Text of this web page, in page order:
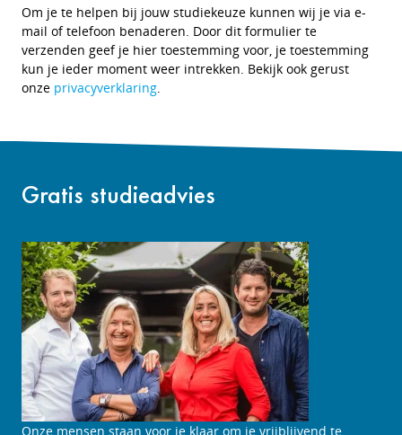
Om je te helpen bij jouw studiekeuze kunnen wij je via e-
mail of telefoon benaderen. Door dit formulier te
verzenden geef je hier toestemming voor, je toestemming
kun je ieder moment weer intrekken. Bekijk ook gerust
onze privacyverklaring.
Gratis studieadvies
Studieadviesgesprek
Onze mensen staan voor je klaar om je vrijblijvend te